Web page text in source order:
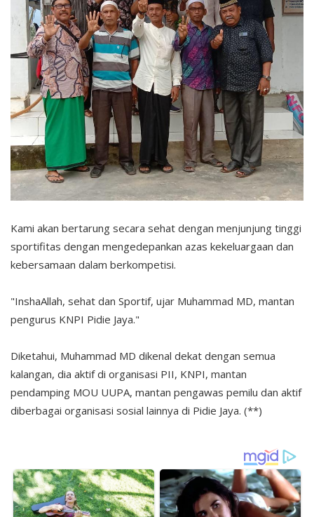
Kami akan bertarung secara sehat dengan menjunjung tinggi
sportifitas dengan mengedepankan azas kekeluargaan dan
kebersamaan dalam berkompetisi.
"InshaAllah, sehat dan Sportif, ujar Muhammad MD, mantan
pengurus KNPI Pidie Jaya."
Diketahui, Muhammad MD dikenal dekat dengan semua
kalangan, dia aktif di organisasi PII, KNPI, mantan
pendamping MOU UUPA, mantan pengawas pemilu dan aktif
diberbagai organisasi sosial lainnya di Pidie Jaya. (**)